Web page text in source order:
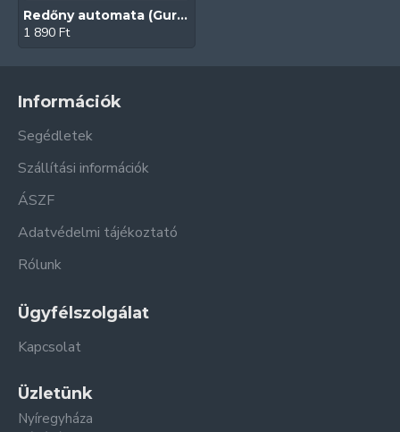
Redőny automata (Gurtnis | Barna)
1 890 Ft
Információk
Segédletek
Szállítási információk
ÁSZF
Adatvédelmi tájékoztató
Rólunk
Ügyfélszolgálat
Kapcsolat
Üzletünk
Nyíregyháza